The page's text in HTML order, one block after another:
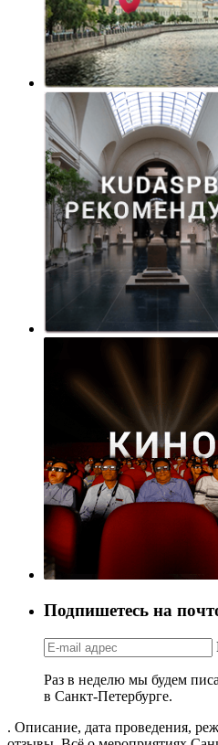
Подпишетесь на
Раз в неделю мы будем
в Санкт-Петербурге.
. Описание, дата проведения,